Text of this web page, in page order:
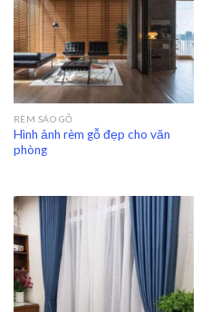
RÈM SÁO GỖ
Hình ảnh rèm gỗ đẹp cho văn
phòng